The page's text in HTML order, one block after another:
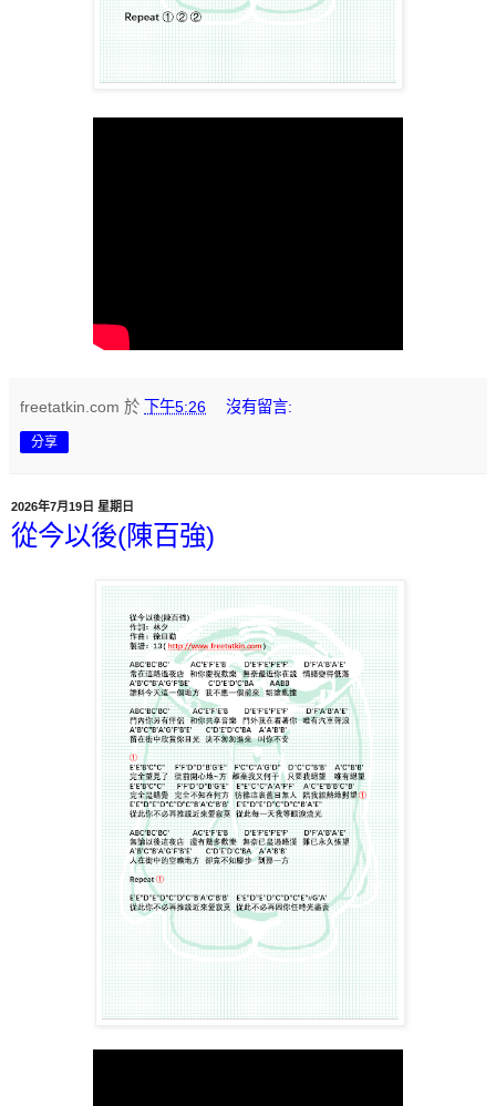
freetatkin.com 於 下午5:26 沒有留言:
分享
2026年7月19日 星期日
從今以後(陳百強)